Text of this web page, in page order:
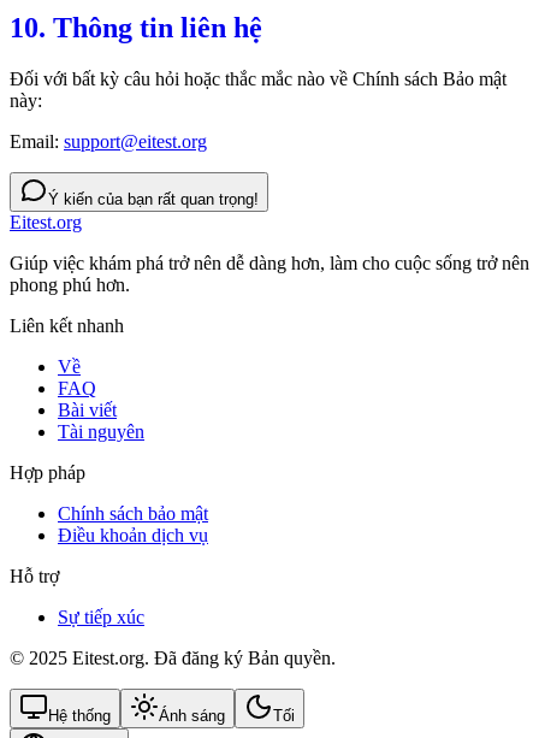
10. Thông tin liên hệ
Đối với bất kỳ câu hỏi hoặc thắc mắc nào về Chính sách Bảo mật
này:
Email: support@eitest.org
Ý kiến của bạn rất quan trọng!
Eitest.org
Giúp việc khám phá trở nên dễ dàng hơn, làm cho cuộc sống trở nên
phong phú hơn.
Liên kết nhanh
Về
FAQ
Bài viết
Tài nguyên
Hợp pháp
Chính sách bảo mật
Điều khoản dịch vụ
Hỗ trợ
Sự tiếp xúc
© 2025 Eitest.org. Đã đăng ký Bản quyền.
Hệ thống Ánh sáng Tối